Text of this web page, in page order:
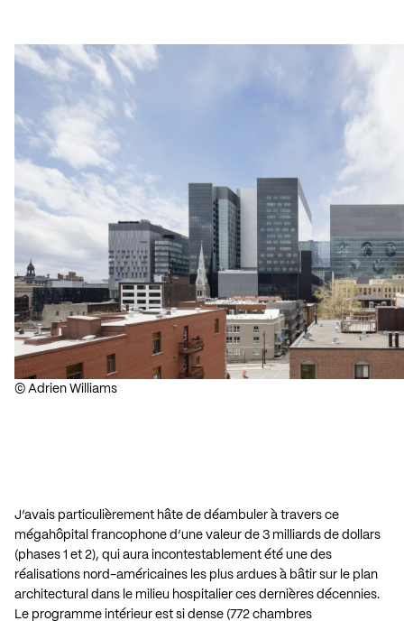
© Adrien Williams
J’avais particulièrement hâte de déambuler à travers ce
mégahôpital francophone d’une valeur de 3 milliards de dollars
(phases 1 et 2), qui aura incontestablement été une des
réalisations nord-américaines les plus ardues à bâtir sur le plan
architectural dans le milieu hospitalier ces dernières décennies.
Le programme intérieur est si dense (772 chambres